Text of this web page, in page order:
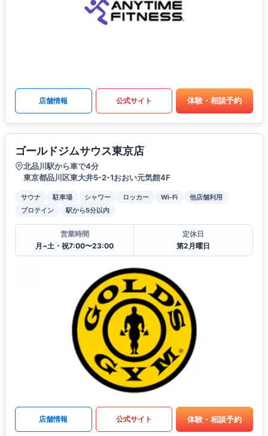
店舗情報 公式サイト 体験・相談予約
ゴールドジムサウス東京店
北品川駅から車で4分
東京都品川区東大井5-2-1おおい元気館4F
サウナ 駐車場 シャワー ロッカー Wi-Fi
他店舗利用
プロテイン
駅から5分以内
営業時間
月~土・祝7:00〜23:00
定休日
第2月曜日
店舗情報 公式サイト 体験・相談予約